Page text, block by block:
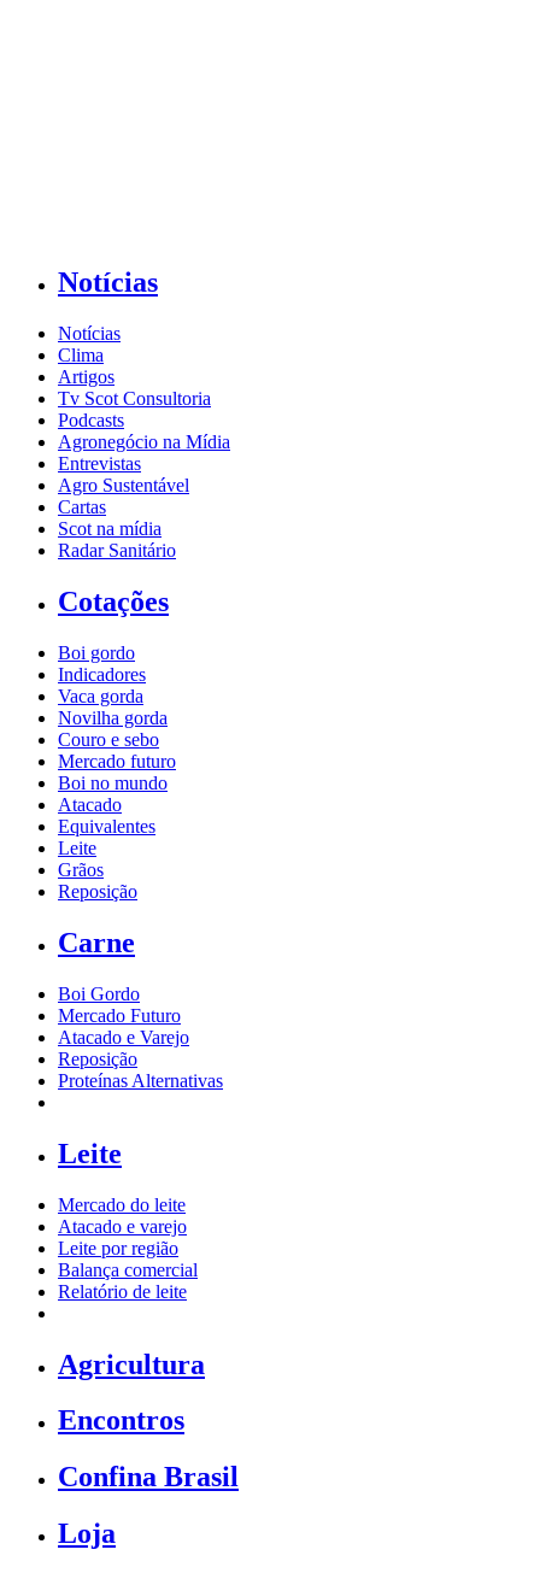
Notícias
Notícias
Clima
Artigos
Tv Scot Consultoria
Podcasts
Agronegócio na Mídia
Entrevistas
Agro Sustentável
Cartas
Scot na mídia
Radar Sanitário
Cotações
Boi gordo
Indicadores
Vaca gorda
Novilha gorda
Couro e sebo
Mercado futuro
Boi no mundo
Atacado
Equivalentes
Leite
Grãos
Reposição
Carne
Boi Gordo
Mercado Futuro
Atacado e Varejo
Reposição
Proteínas Alternativas
Leite
Mercado do leite
Atacado e varejo
Leite por região
Balança comercial
Relatório de leite
Agricultura
Encontros
Confina Brasil
Loja